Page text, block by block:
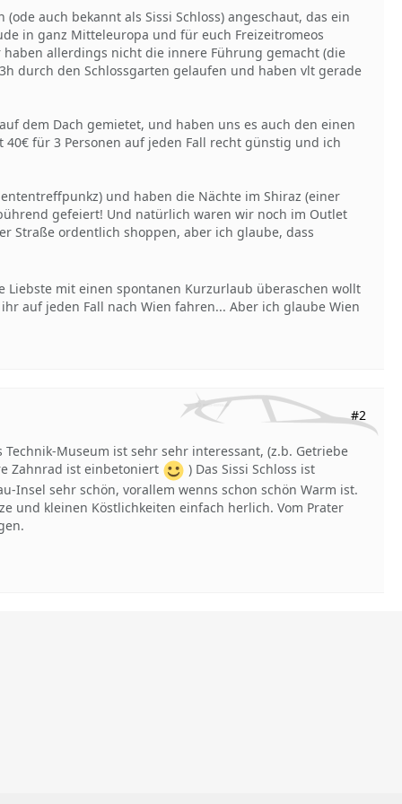
auch bekannt als Sissi Schloss) angeschaut, das ein
in ganz Mitteleuropa und für euch Freizeitromeos
allerdings nicht die innere Führung gemacht (die
durch den Schlossgarten gelaufen und haben vlt gerade
dem Dach gemietet, und haben uns es auch den einen
für 3 Personen auf jeden Fall recht günstig und ich
und haben die Nächte im Shiraz (einer
gefeiert! Und natürlich waren wir noch im Outlet
Straße ordentlich shoppen, aber ich glaube, dass
Liebste mit einen spontanen Kurzurlaub überaschen wollt
auf jeden Fall nach Wien fahren... Aber ich glaube Wien
#2
Museum ist sehr sehr interessant, (z.b. Getriebe
Zahnrad ist einbetoniert
) Das Sissi Schloss ist
Insel sehr schön, vorallem wenns schon schön Warm ist.
und kleinen Köstlichkeiten einfach herlich. Vom Prater